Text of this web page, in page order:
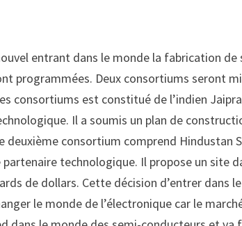
entrant dans le monde la fabrication de
programmées. Deux consortiums seront
consortiums est constitué de l’indien
Il a soumis un plan de
deuxième consortium comprend Hindustan
technologique. Il propose un site
de dollars. Cette décision d’entrer dans
le monde de l’électronique car le